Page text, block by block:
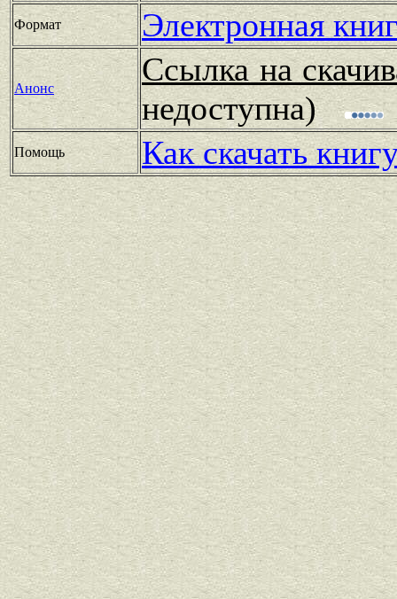
Формат Электронная
Анонс
Ссылка на
недоступна)
Помощь Как скачать